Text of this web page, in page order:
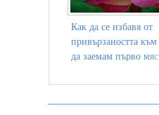
Как да се избавя от
привързаността към
да заемам първо